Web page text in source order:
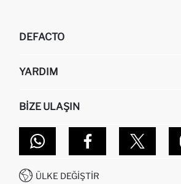
DEFACTO
HAKKIMIZDA
KURUMSAL SATIŞ
DEFACTO TEKNOLOJI
SITEMAP
YARDIM
SIPARIŞIMI NASIL TAKIP EDERIM?
NASIL İADE EDERIM?
GIFT CLUB SIKÇA SORULAN SORULAR
İŞLEM REHBERI
KAMPANYALAR
BIZE ULAŞIN
MAĞAZALARIMIZ
İLETIŞIM FORMU
0850 333 22 86
ÜLKE DEĞIŞTIR